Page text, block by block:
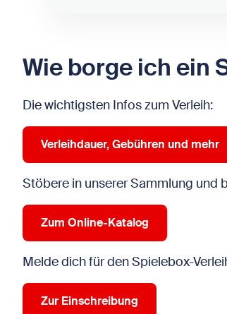
Wie borge ich ein
Die wichtigsten Infos zum Verleih:
Verleihdauer, Gebühren und mehr
Stöbere in unserer Sammlung und
Zum Online-Katalog
Melde dich für den Spielebox-
Zur Einschreibung